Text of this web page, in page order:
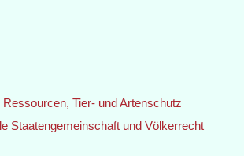
Tier- und Artenschutz
Staatengemeinschaft und Völkerrecht